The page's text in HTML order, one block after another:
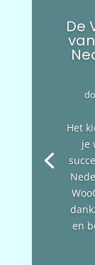
De
Het
je
en